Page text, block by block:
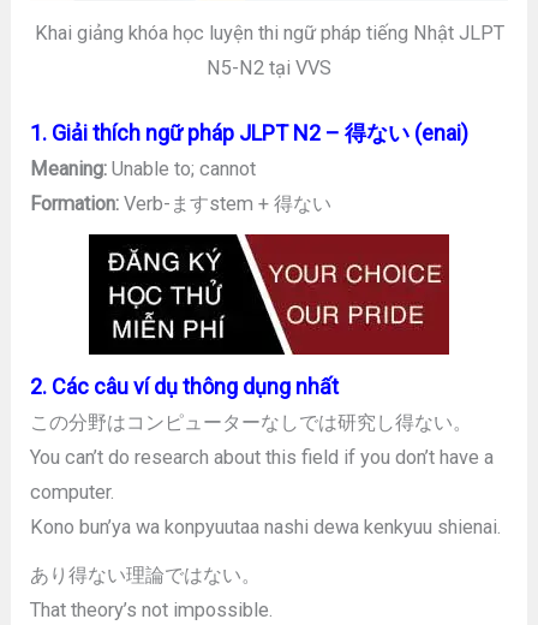
Khai giảng khóa học luyện thi ngữ pháp tiếng Nhật JLPT
N5-N2 tại VVS
1. Giải thích ngữ pháp JLPT N2 – 得ない (enai)
Meaning: Unable to; cannot
Formation:Verb-ますstem + 得ない
2. Các câu ví dụ thông dụng nhất
この分野はコンピューターなしでは研究し得ない。
You can’t do research about this field if you don’t have a
computer.
Kono bun’ya wa konpyuutaa nashi dewa kenkyuu shienai.
あり得ない理論ではない。
That theory’s not impossible.